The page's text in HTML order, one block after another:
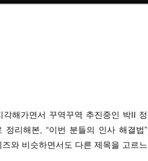
해가면서 꾸역꾸역 추진중인 박II 정
리해본, “이번 분들의 인사 해결법”
즈와 비슷하면서도 다른 제목을 고르느